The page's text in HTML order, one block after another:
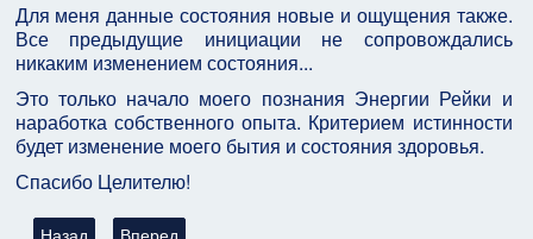
Для меня данные состояния новые и ощущения также.
Все предыдущие инициации не сопровождались
никаким изменением состояния...
Это только начало моего познания Энергии Рейки и
наработка собственного опыта. Критерием истинности
будет изменение моего бытия и состояния здоровья.
Спасибо Целителю!
Предыдущий: Отчёт о работе в Эзотерическом Курсе Рейки -
Назад Следующий: Отчёт о работе в Эзотерическом
Вперед